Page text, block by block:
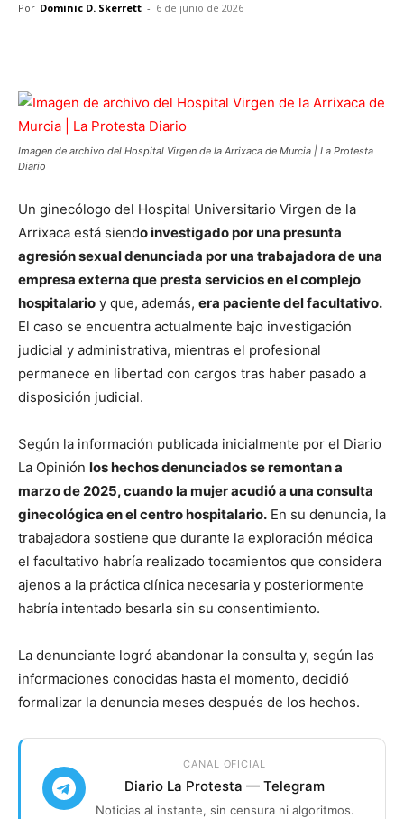
Por Dominic D. Skerrett - 6 de junio de 2026
Imagen de archivo del Hospital Virgen de la Arrixaca de Murcia | La Protesta
Diario
Un ginecólogo del Hospital Universitario Virgen de la
Arrixaca está siendo investigado por una presunta
agresión sexual denunciada por una trabajadora de una
empresa externa que presta servicios en el complejo
hospitalario y que, además, era paciente del facultativo.
El caso se encuentra actualmente bajo investigación
judicial y administrativa, mientras el profesional
permanece en libertad con cargos tras haber pasado a
disposición judicial.
Según la información publicada inicialmente por el Diario
La Opinión los hechos denunciados se remontan a
marzo de 2025, cuando la mujer acudió a una consulta
ginecológica en el centro hospitalario. En su denuncia, la
trabajadora sostiene que durante la exploración médica
el facultativo habría realizado tocamientos que considera
ajenos a la práctica clínica necesaria y posteriormente
habría intentado besarla sin su consentimiento.
La denunciante logró abandonar la consulta y, según las
informaciones conocidas hasta el momento, decidió
formalizar la denuncia meses después de los hechos.
CANAL OFICIAL
Diario La Protesta — Telegram
Noticias al instante, sin censura ni algoritmos.